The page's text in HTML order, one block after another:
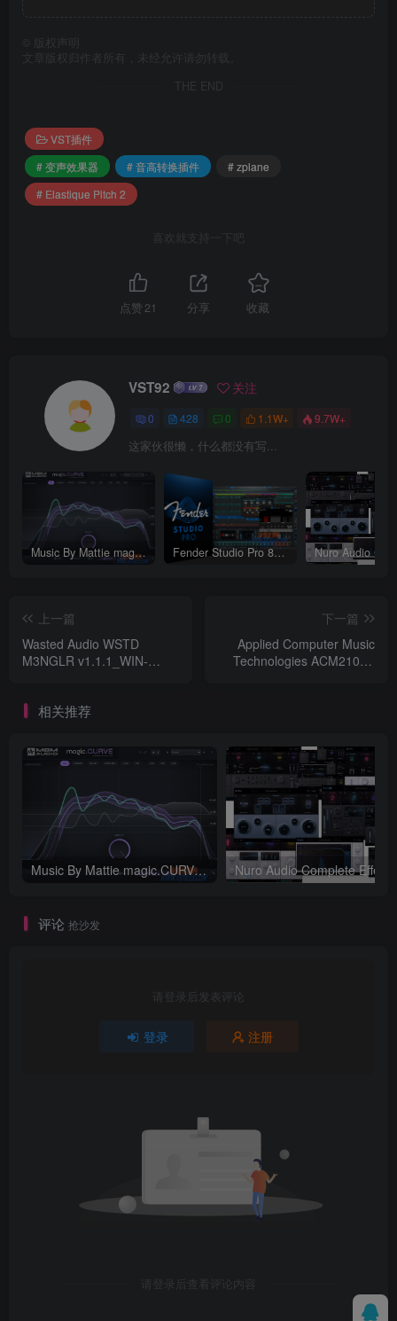
版权声明
文章版权归作者所有，未经允许请勿转载。
THE END
VST插件
# 变声效果器
# 音高转换插件
# zplane
# Elastique Pitch 2
喜欢就支持一下吧
点赞21 分享 收藏
VST92 关注
0 428 0 1.1W+ 9.7W+
这家伙很懒，什么都没有写...
Music By Mattie magic.CURVE v1.0.2-WIN Fender Studio Pro 8 v8.1.1_WIN-R2R（2026.07.17更新）
上一篇
Wasted Audio WSTD
M3NGLR v1.1.1_WIN-
下一篇
Applied Computer Music
Technologies ACM210X1
相关推荐
Music By Mattie magic.CURVE v1.0.2-WIN
评论 抢沙发
请登录后发表评论
登录 注册
请登录后查看评论内容